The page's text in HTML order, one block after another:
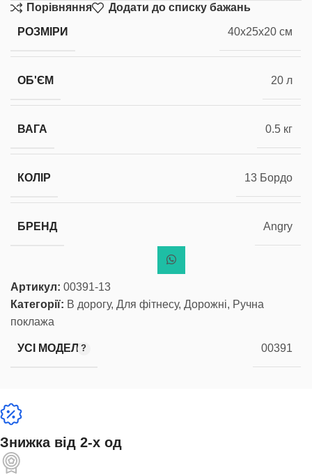
Порівняння Додати до списку бажань
РОЗМІРИ 40x25x20 см
ОБ'ЄМ 20 л
ВАГА 0.5 кг
КОЛІР 13 Бордо
БРЕНД Angry
Артикул: 00391-13
Категорії: В дорогу, Для фітнесу, Дорожні, Ручна
поклажа
УСІ МОДЕЛІ 00391
Знижка від 2-х од